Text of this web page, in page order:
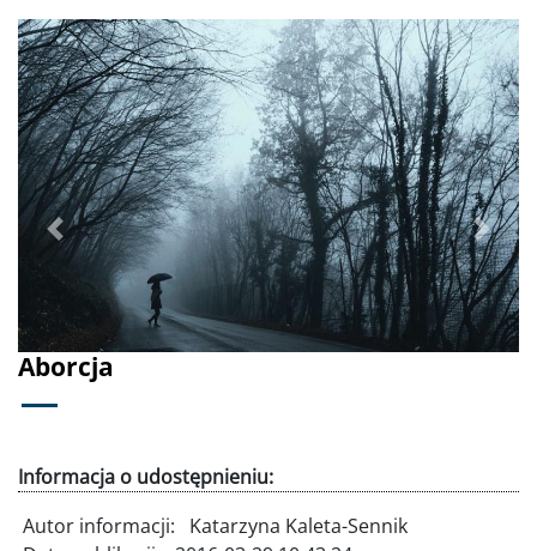
Aborcja
Poprzednie Dalej
Informacja o udostępnieniu:
Autor informacji:
Katarzyna Kaleta-Sennik